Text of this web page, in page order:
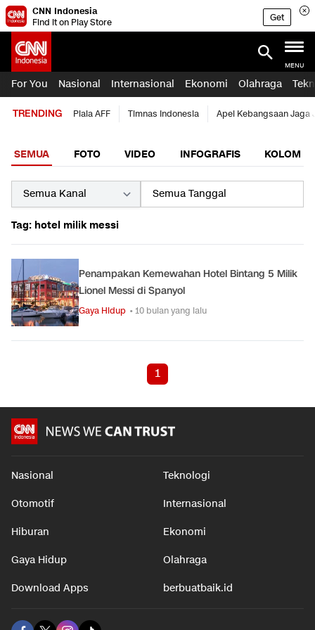
CNN Indonesia
Find it on Play Store
Get
MENU
For You Nasional Internasional Ekonomi Olahraga
TRENDING Piala AFF Timnas Indonesia Apel Kebangsaan Jaga
SEMUA FOTO VIDEO INFOGRAFIS KOLOM
Tag: hotel milik messi
Penampakan Kemewahan Hotel Bintang 5 Milik
Lionel Messi di Spanyol
Gaya Hidup • 10 bulan yang lalu
1
Nasional Teknologi
Otomotif Internasional
Hiburan Ekonomi
Gaya Hidup Olahraga
Download Apps berbuatbaik.id